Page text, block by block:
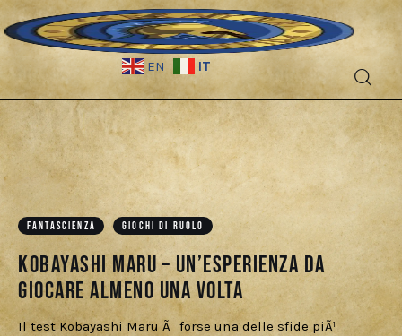
EN IT
Fantascienza
Fantasy
Games
Recensioni
Libri e fumetti
FANTASCIENZA GIOCHI DI RUOLO
Kobayashi Maru – Un’esperienza da
giocare almeno una volta
Il test Kobayashi Maru Ã¨ forse una delle sfide piÃ¹